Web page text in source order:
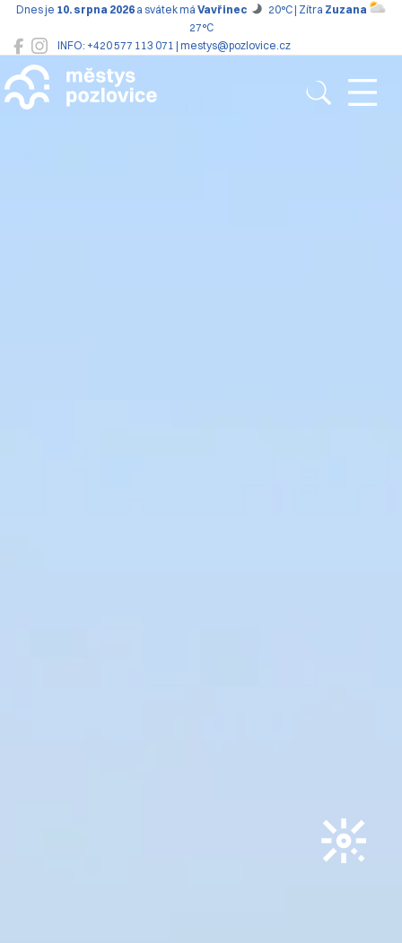
INFO: +420 577 113 071 | mestys@pozlovice.cz
Dnes je 10. srpna 2026a svátek má Vavřinec 20°C | Zítra Zuzana
27°C
Pozlovice